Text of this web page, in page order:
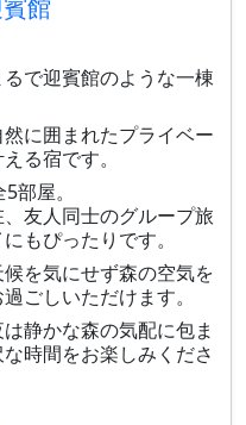
館
で迎賓館のような一棟
に囲まれたプライベー
る宿です。
部屋。
友人同士のグループ旅
もぴったりです。
を気にせず森の空気を
ごしいただけます。
静かな森の気配に包ま
時間をお楽しみくださ